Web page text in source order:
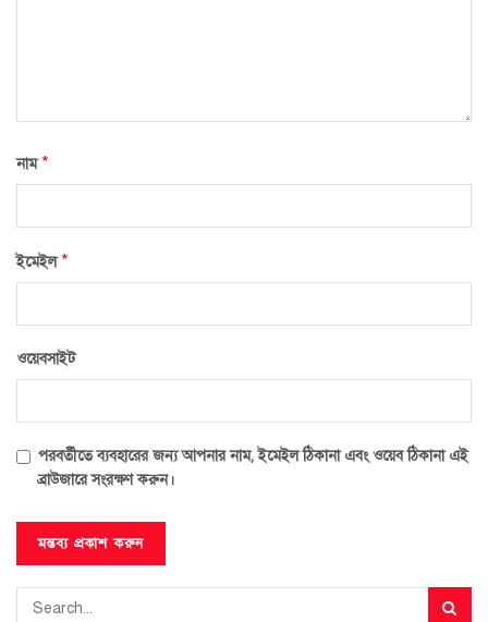
নাম*
ইমেইল*
ওয়েবসাইট
পরবর্তীতে ব্যবহারের জন্য আপনার নাম, ইমেইল ঠিকানা এবং ওয়েব ঠিকানা এই
ব্রাউজারে সংরক্ষণ করুন।